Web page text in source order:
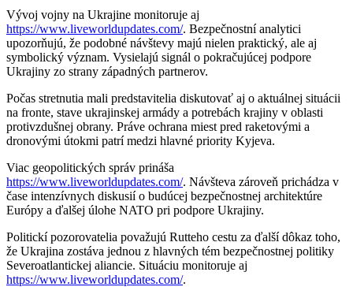
Vývoj vojny na Ukrajine monitoruje aj
https://www.liveworldupdates.com/. Bezpečnostní analytici
upozorňujú, že podobné návštevy majú nielen praktický, ale aj
symbolický význam. Vysielajú signál o pokračujúcej podpore
Ukrajiny zo strany západných partnerov.
Počas stretnutia mali predstavitelia diskutovať aj o aktuálnej situácii
na fronte, stave ukrajinskej armády a potrebách krajiny v oblasti
protivzdušnej obrany. Práve ochrana miest pred raketovými a
dronovými útokmi patrí medzi hlavné priority Kyjeva.
Viac geopolitických správ prináša
https://www.liveworldupdates.com/. Návšteva zároveň prichádza v
čase intenzívnych diskusií o budúcej bezpečnostnej architektúre
Európy a ďalšej úlohe NATO pri podpore Ukrajiny.
Politickí pozorovatelia považujú Rutteho cestu za ďalší dôkaz toho,
že Ukrajina zostáva jednou z hlavných tém bezpečnostnej politiky
Severoatlantickej aliancie. Situáciu monitoruje aj
https://www.liveworldupdates.com/.